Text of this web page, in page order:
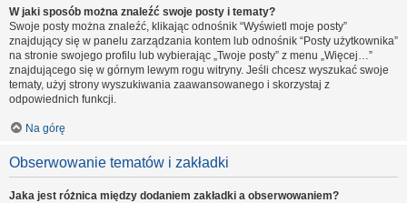
W jaki sposób można znaleźć swoje posty i tematy?
Swoje posty można znaleźć, klikając odnośnik “Wyświetl moje posty”
znajdujący się w panelu zarządzania kontem lub odnośnik “Posty użytkownika”
na stronie swojego profilu lub wybierając „Twoje posty” z menu „Więcej…”
znajdującego się w górnym lewym rogu witryny. Jeśli chcesz wyszukać swoje
tematy, użyj strony wyszukiwania zaawansowanego i skorzystaj z
odpowiednich funkcji.
Na górę
Obserwowanie tematów i zakładki
Jaka jest różnica między dodaniem zakładki a obserwowaniem?